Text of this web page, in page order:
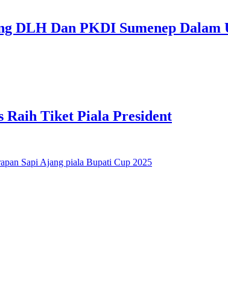
DLH Dan PKDI Sumenep
Raih Tiket Piala President